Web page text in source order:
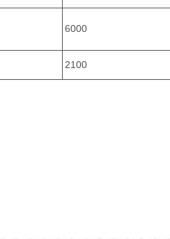
6000
2100